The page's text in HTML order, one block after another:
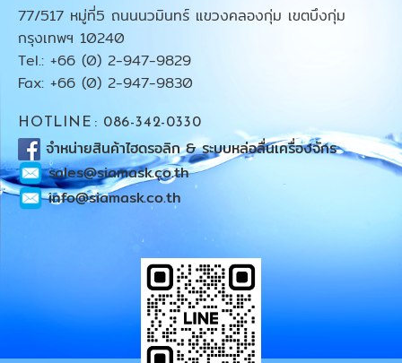
77/517 หมู่ที่5 ถนนนวมินทร์ แขวงคลองกุ่ม เขตบึงกุ่ม
กรุงเทพฯ 10240
Tel.: +66 (0) 2-947-9829
Fax: +66 (0) 2-947-9830
HOTLINE : 086-342-0330
จำหน่ายสินค้าไฮดรอลิก & ระบบหล่อลื่นเครื่องจักร
sales@siamask.co.th
info@siamask.co.th